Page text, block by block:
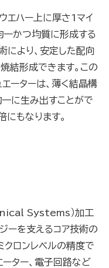
エハー上に厚さ1マイ
一かつ均質に形成する
により、安定した配向
結形成できます。この
ーターは、薄く結晶構
に生み出すことがで
にもなります。
Systems）加工
を支えるコア技術の
クロンレベルの精度で
ーター、電子回路など